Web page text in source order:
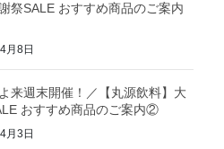
祭SALE おすすめ商品のご案内
月8日
来週末開催！／【丸源飲料】大
おすすめ商品のご案内②
月3日